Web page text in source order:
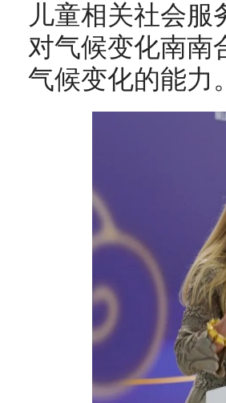
儿童相关社会
对气候变化南南
气候变化的能力。